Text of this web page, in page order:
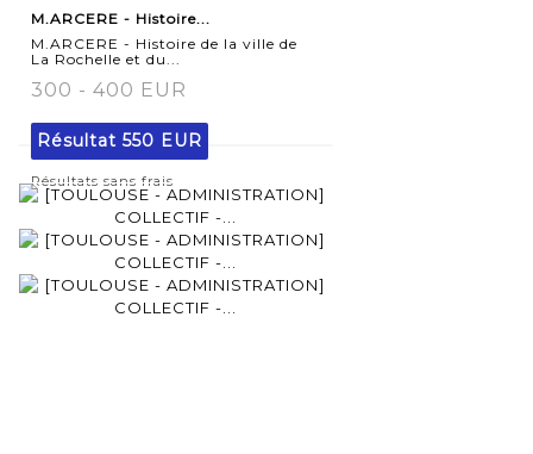
M.ARCERE - Histoire...
M.ARCERE - Histoire de la ville de
La Rochelle et du...
300 - 400 EUR
Résultat 550 EUR
Résultats sans frais